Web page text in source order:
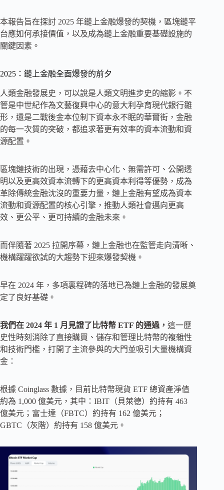
本報告旨在探討 2025 年鏈上金融爆發的契機，區塊鏈平
台應如何承接價值，以及成為鏈上金融重要基礎設施的
關鍵因素。
2025：鏈上金融全面爆發的前夕
人類金融發展史，可以說是人類文明進步史的縮影。不
管是中世紀作為文藝復興中心的意大利孕育現代銀行雛
形，還是二戰後金本位制下資本永不眠的華爾街，金融
的每一次質的突破，都追求著更有效率的資本流動和資
源配置。
區塊鏈技術的出現，憑藉去中心化、無需許可、公開透
明以及更高效資本流轉下的更高資本利得等優勢，成為
革除傳統金融沈沒的重要力量，鏈上金融有望成為資本
流動和資源配置的核心引擎，推動人類社會邁向更高
效、更公平、更可持續的金融未來。
而伴隨著 2025 拉開序幕，鏈上金融也在監管走向清晰、
機構躍躍欲試的大趨勢下迎來爆發契機。
早在 2024 年，多項裏程碑的落地已為鏈上金融的發展奠
定了良好基礎。
我們在 2024 年 1 月見證了比特幣 ETF 的通過， 這一歷
史性時刻消除了直接購買、儲存和管理比特幣的複雜性
和技術門檻，打開了主流參與的大門並吸引大量機構資
金：
根據 Coinglass 數據，目前比特幣現貨 ETF 總資產淨值
約為 1,000 億美元，其中：IBIT（貝萊德）約持有 463
億美元；富士達（FBTC）約持有 162 億美元；
GBTC（灰階）約持有 158 億美元。